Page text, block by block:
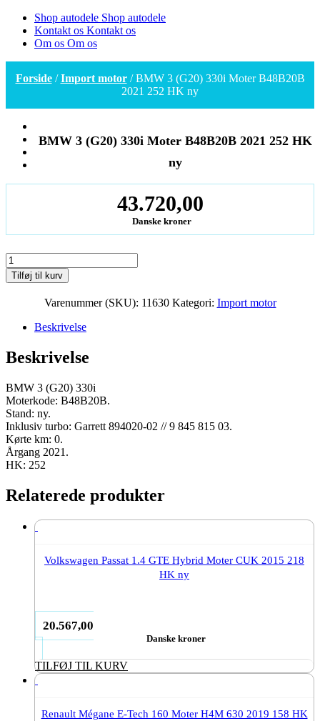
Shop autodele Shop autodele
Kontakt os Kontakt os
Om os Om os
Forside/Import motor/ BMW 3 (G20) 330i Moter B48B20B
2021 252 HK ny
BMW 3 (G20) 330i Moter B48B20B 2021 252 HK
ny
43.720,00
Danske kroner
BMW
3
(G20)
B48B20B
HK
antal
Tilføj til kurv
Varenummer (SKU): 11630 Kategori: Import motor
Beskrivelse
Beskrivelse
BMW 3 (G20) 330i
Moterkode: B48B20B.
Stand: ny.
Inklusiv turbo: Garrett 894020-02 // 9 845 815 03.
Kørte km: 0.
Årgang 2021.
HK: 252
Relaterede produkter
Volkswagen Passat 1.4 GTE Hybrid Moter CUK 2015 218
HK ny
20.567,00
Danske kroner
TILFØJ TIL KURV
Renault Mégane E-Tech 160 Moter H4M 630 2019 158 HK